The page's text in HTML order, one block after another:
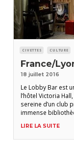
CIVETTES CULTURE
France/
18 juillet 2016
Le Lobby Bar est
l’hôtel Victoria
sereine d’un club
immense
sélection
LIRE LA SUITE